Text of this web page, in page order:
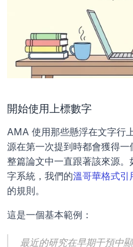
開始使用上標數字
AMA 使用那些懸浮在文字行
源在第一次提到時都會獲得
整篇論文中一直跟著該來源
字系統，我們的溫哥華格式引
的規則。
這是一個基本範例：
最近的研究在早期干預中